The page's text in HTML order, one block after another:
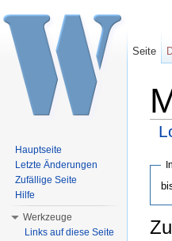
Seite
Hauptseite
Letzte Änderungen
Zufällige Seite
Hilfe
Werkzeuge
Links auf diese Seite